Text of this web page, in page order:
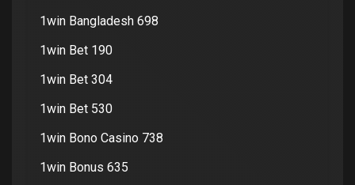
1win Bangladesh 698
1win Bet 190
1win Bet 304
1win Bet 530
1win Bono Casino 738
1win Bonus 635